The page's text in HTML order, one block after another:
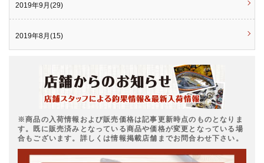
2019年9月(29)
2019年8月(15)
※商品の入荷情報および販売価格は記事更新時点のものとなりま
す。既に販売済みとなっている商品や価格が変更となっている場
合もございます。詳しくは情報掲載店舗までお問合わせ下さい。